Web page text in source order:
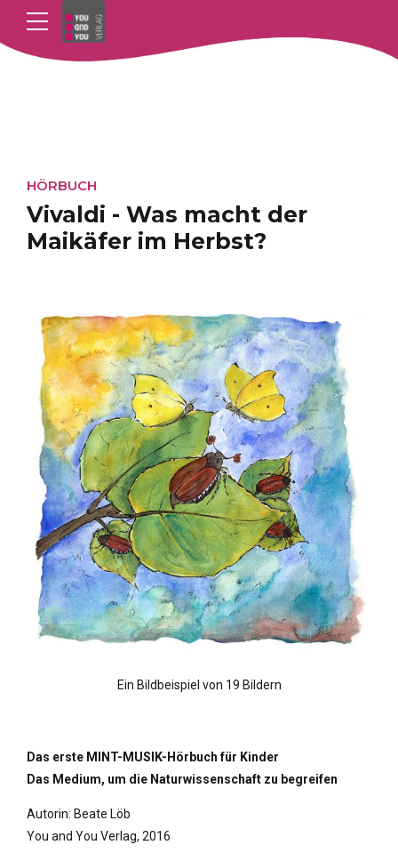
HÖRBUCH
Vivaldi - Was macht der
Maikäfer im Herbst?
Ein Bildbeispiel von 19 Bildern
Das erste MINT-MUSIK-Hörbuch für Kinder
Das Medium, um die Naturwissenschaft zu begreifen
Autorin: Beate Löb
You and You Verlag, 2016